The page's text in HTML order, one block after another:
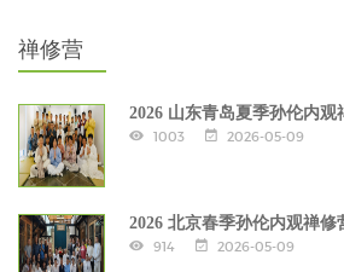
禅修营
2026 山东青岛夏季孙伦内观
1003 2026-05-09
2026 北京春季孙伦内观禅修
914 2026-05-09